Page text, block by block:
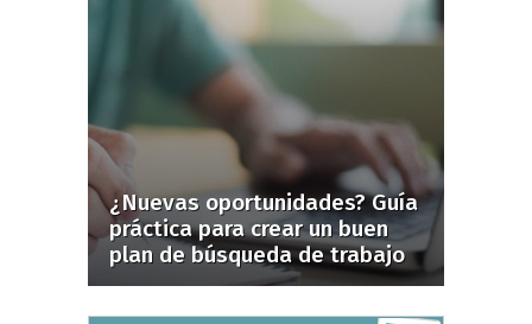
¿Nuevas oportunidades? Guía
práctica para crear un buen
plan de búsqueda de trabajo